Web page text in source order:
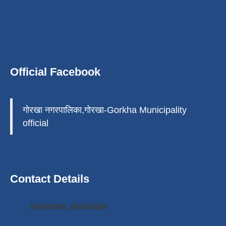
Official Facebook
गोरखा नगरपालिका,गोरखा-Gorkha Municipality
official
Contact Details
064420696, 064420269